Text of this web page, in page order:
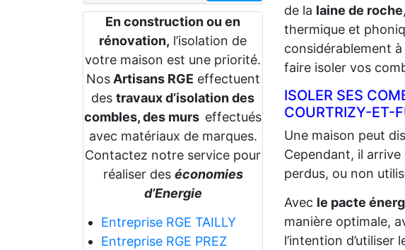
En construction ou en
rénovation, l’isolation de
votre maison est une priorité.
NosArtisans RGE effectuent
des travaux d’isolation des
combles, des murs effectués
avec matériaux de marques.
Contactez notre service pour
réaliser des économies
d’Energie
Entreprise RGE TAILLY
Entreprise RGE PREZ
de la laine de roche
thermique et
considérablement
faire isoler vos
ISOLER SES
COURTRIZY-ET-
Une maison peut
Cependant, il arrive
perdus, ou non
Avec le pacte
manière optimale,
l’intention d’utiliser